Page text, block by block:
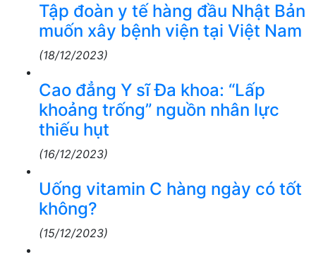
Tập đoàn y tế hàng đầu Nhật Bản
muốn xây bệnh viện tại Việt Nam
(18/12/2023)
Cao đẳng Y sĩ Đa khoa: “Lấp
khoảng trống” nguồn nhân lực
thiếu hụt
(16/12/2023)
Uống vitamin C hàng ngày có tốt
không?
(15/12/2023)